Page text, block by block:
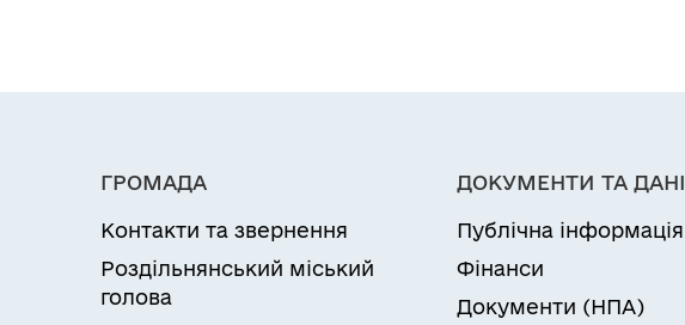
ГРОМАДА
Контакти та звернення
Роздільнянський міський
голова
ДОКУМЕНТИ ТА ДАНІ
Публічна інформація
Фінанси
Документи (НПА)